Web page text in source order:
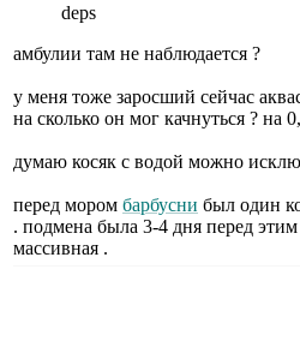
deps
амбулии там не наблюдается ?
у меня тоже заросший сейчас
на сколько он мог качнуться ? на
думаю косяк с водой можно
перед мором барбусни был один
. подмена была 3-4 дня перед
массивная .